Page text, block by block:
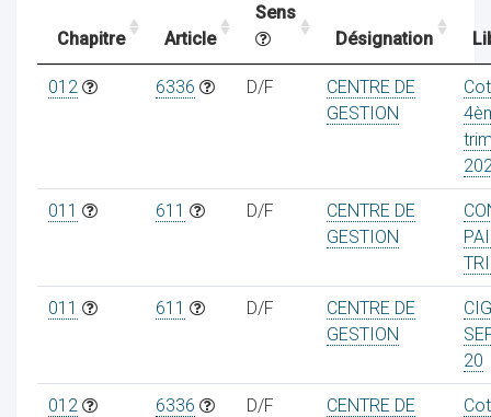
Chapitre Article
Sens
Désignation
012 6336 D/F
CENTRE DE
GESTION
011 611 D/F
CENTRE DE
GESTION
011 611 D/F
CENTRE DE
GESTION
20
012 6336 D/F
CENTRE DE